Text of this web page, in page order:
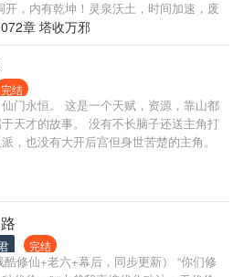
开，内有乾坤！灵泉沃土，时间加速，废
启！ 但娘亲为何留下此塔？塔灵来自何
下，少年如何凭此塔，于微末中崛起，
谜团？
章 塔收万邪
完结
门永恒。 这是一个天赋，资源，靠山都
天才的故事。 没有不长脑子还送主角打
，也没有大开后宫但身世苦楚的主角。
个属于气运之子的修仙梦。 应读者要求
角体质原因洁癖，后期依然洁癖但有所
完结
酷修仙+老六+幕后，同步更新） “你们修